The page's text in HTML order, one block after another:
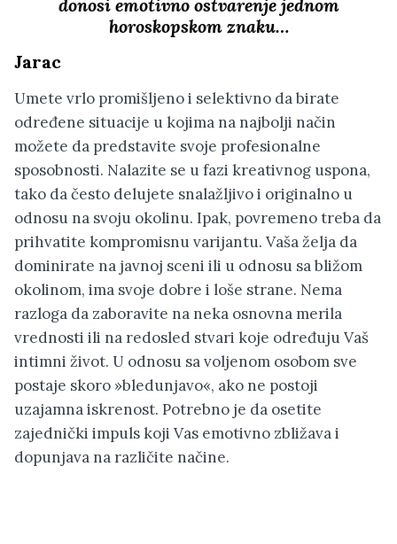
donosi emotivno ostvarenje jednom
horoskopskom znaku…
Jarac
Umete vrlo promišljeno i selektivno da birate
određene situacije u kojima na najbolji način
možete da predstavite svoje profesionalne
sposobnosti. Nalazite se u fazi kreativnog uspona,
tako da često delujete snalažljivo i originalno u
odnosu na svoju okolinu. Ipak, povremeno treba da
prihvatite kompromisnu varijantu. Vaša želja da
dominirate na javnoj sceni ili u odnosu sa bližom
okolinom, ima svoje dobre i loše strane. Nema
razloga da zaboravite na neka osnovna merila
vrednosti ili na redosled stvari koje određuju Vaš
intimni život. U odnosu sa voljenom osobom sve
postaje skoro »bledunjavo«, ako ne postoji
uzajamna iskrenost. Potrebno je da osetite
zajednički impuls koji Vas emotivno zbližava i
dopunjava na različite načine.